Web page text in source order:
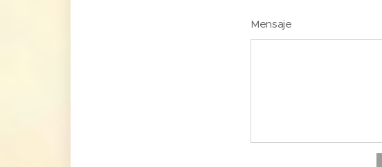
Mensaje